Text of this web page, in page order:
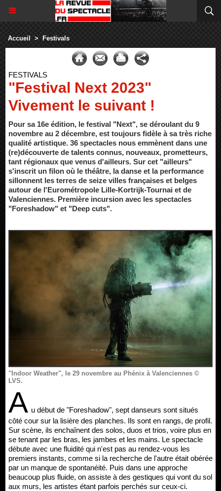
Accueil > Festivals
FESTIVALS
"Festival Next 2023"
Vivement le suivant !
Pour sa 16e édition, le festival "Next", se déroulant du 9
novembre au 2 décembre, est toujours fidèle à sa très riche
qualité artistique. 36 spectacles nous emmènent dans une
(re)découverte de talents connus, nouveaux, prometteurs,
tant régionaux que venus d'ailleurs. Sur cet "ailleurs"
s'inscrit un filon où le théâtre, la danse et la performance
sillonnent les terres de seize villes françaises et belges
autour de l'Eurométropole Lille-Kortrijk-Tournai et de
Valenciennes. Première incursion avec les spectacles
"Foreshadow" et "Deep cuts".
"Indoor Weather", le 29 novembre au Phénix à Valenciennes ©
LVS.
A u début de "Foreshadow", sept danseurs sont situés
côté cour sur la lisière des planches. Ils sont en rangs, de profil.
Sur scène, ils enchaînent des solos, duos et trios, voire plus en
se tenant par les bras, les jambes et les mains. Le spectacle
débute avec une fluidité qui n'est pas au rendez-vous les
premiers instants, comme si la recherche de l'autre était obérée
par un manque de spontanéité. Puis dans une approche
beaucoup plus fluide, on assiste à des gestiques qui vont du sol
aux murs, les artistes étant parfois perchés sur ceux-ci.